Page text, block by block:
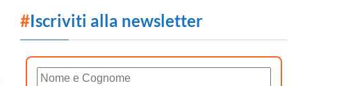
#Iscriviti alla newsletter